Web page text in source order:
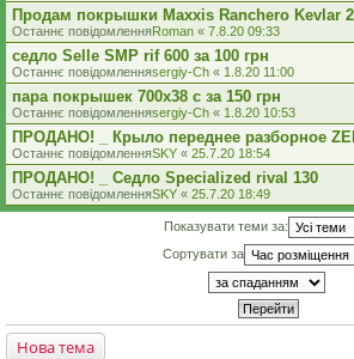
Продам покрышки Maxxis Ranchero Kevlar
Останнє повідомленняRoman « 7.8.20 09:33
седло Selle SMP rif 600 за 100 грн
Останнє повідомленняsergiy-Ch « 1.8.20 11:00
пара покрышек 700х38 с за 150 грн
Останнє повідомленняsergiy-Ch « 1.8.20 10:53
ПРОДАНО! _ Крыло переднее разборное
Останнє повідомленняSKY « 25.7.20 18:54
ПРОДАНО! _ Седло Specialized rival 130
Останнє повідомленняSKY « 25.7.20 18:49
Показувати теми за:
Сортувати за
Нова тема